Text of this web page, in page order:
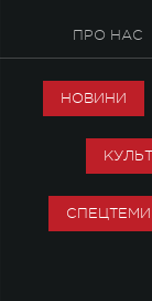
ПРО НАС
НОВИНИ
СПЕЦТЕМИ